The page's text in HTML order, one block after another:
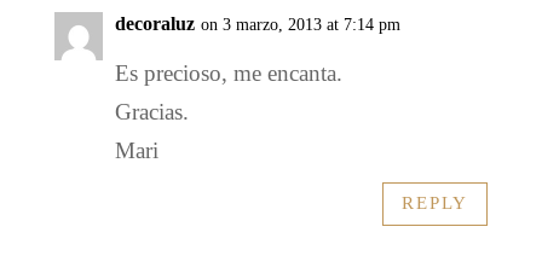
decoraluz on 3 marzo, 2013 at 7:14 pm
Es precioso, me encanta.
Gracias.
Mari
REPLY